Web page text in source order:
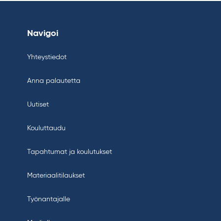
Navigoi
Yhteystiedot
Anna palautetta
Uutiset
Kouluttaudu
Tapahtumat ja koulutukset
Materiaalitilaukset
Työnantajalle